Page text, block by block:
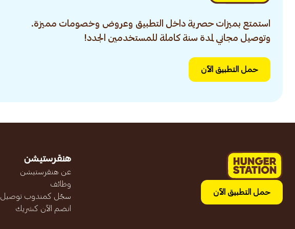
استمتع بميزات حصرية داخل التطبيق وعروض وخصومات مميزة.
وتوصيل مجاني لمدة سنة كاملة للمستخدمين الجدد!
حمل التطبيق الآن
حمل التطبيق الآن
هنقرستيشن
عن هنقرستيشن
وظائف
سجّل كمندوب توصيل
انضم الآن كشريك